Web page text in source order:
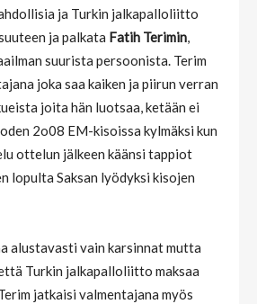
ja Turkin jalkapalloliitto
ja palkata Fatih Terimin,
suurista persoonista. Terim
joka saa kaiken ja piirun verran
joita hän luotsaa, ketään ei
2o08 EM-kisoissa kylmäksi kun
ottelun jälkeen käänsi tappiot
lopulta Saksan lyödyksi kisojen
alustavasti vain karsinnat mutta
Turkin jalkapalloliitto maksaa
jatkaisi valmentajana myös